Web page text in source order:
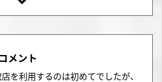
メント
を利用するのは初めてでしたが、